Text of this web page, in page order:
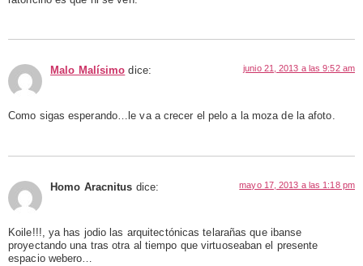
Malo Malísimo dice: junio 21, 2013 a las 9:52 am
Como sigas esperando…le va a crecer el pelo a la moza de la afoto.
Homo Aracnitus dice: mayo 17, 2013 a las 1:18 pm
Koile!!!, ya has jodio las arquitectónicas telarañas que ibanse
proyectando una tras otra al tiempo que virtuoseaban el presente
espacio webero…